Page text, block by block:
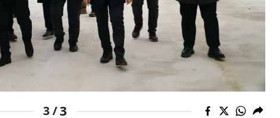
Tekirdağ
Tokat
Trabzon
Tunceli
Şanlıurfa
3 /3